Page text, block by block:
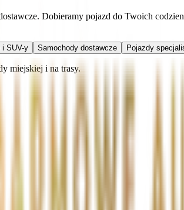
Dobieramy pojazd do Twoich
i SUV-y Samochody dostawcze Pojazdy
miejskiej i na trasy.